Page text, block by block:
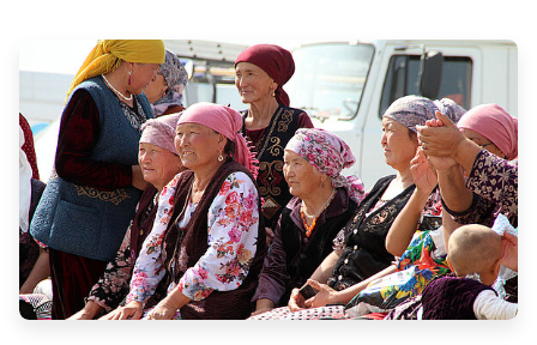
vorausschauenden Katastrophenhilfe im Land
durchführt.